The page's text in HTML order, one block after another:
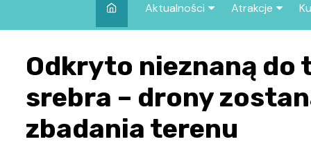
Aktualności
Wszystkie wpisy
Atrakcje
we Wrocławiu
Co warto
Wrocławiu?
Odkryto nieznaną do
srebra – drony
zbadania terenu